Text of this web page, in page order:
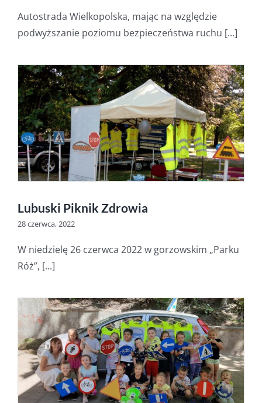
Autostrada Wielkopolska, mając na względzie
podwyższanie poziomu bezpieczeństwa ruchu [...]
Lubuski Piknik Zdrowia
28 czerwca, 2022
W niedzielę 26 czerwca 2022 w gorzowskim „Parku
Róż”, [...]